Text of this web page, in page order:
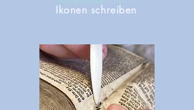
Ikonen schreiben